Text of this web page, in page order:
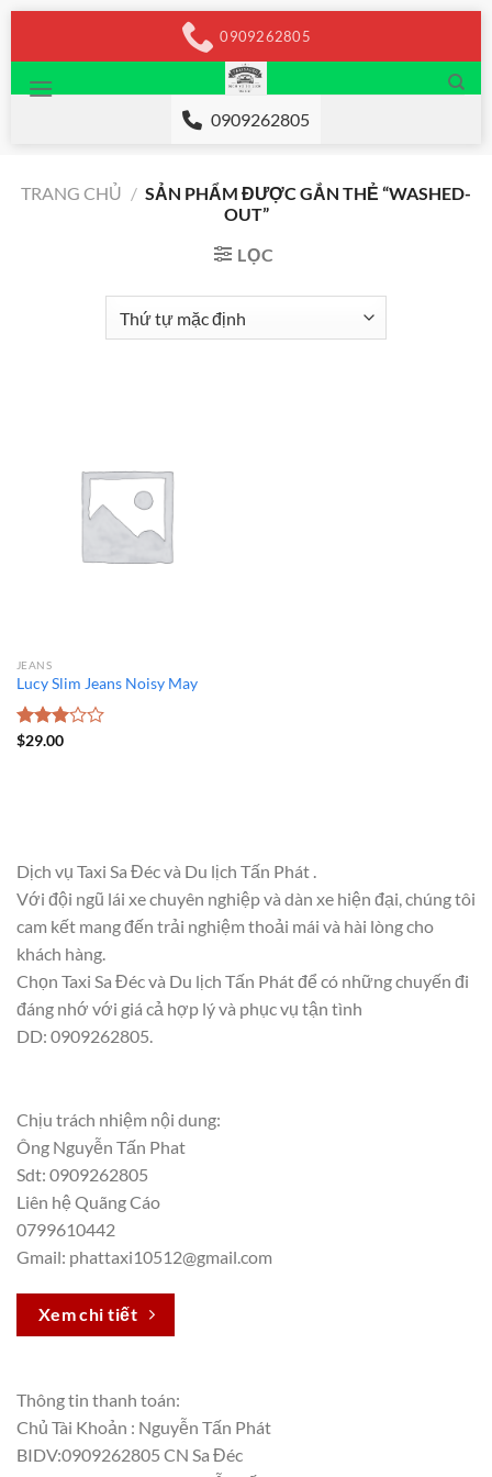
Chuyển
nội
dung
0909262805
0909262805
TRANG CHỦ / SẢN PHẨM ĐƯỢC GẮN THẺ “WASHED-
OUT”
LỌC
JEANS
Lucy Slim Jeans Noisy May
Được
$29.00
Dịch vụ Taxi Sa Đéc và Du lịch Tấn Phát .
Với đội ngũ lái xe chuyên nghiệp và dàn xe hiện đại, chúng tôi
cam kết mang đến trải nghiệm thoải mái và hài lòng cho
khách hàng.
Chọn Taxi Sa Đéc và Du lịch Tấn Phát để có những chuyến đi
đáng nhớ với giá cả hợp lý và phục vụ tận tình
DD: 0909262805.
Chịu trách nhiệm nội dung:
Ông Nguyễn Tấn Phat
Sdt: 0909262805
Liên hệ Quãng Cáo
0799610442
Gmail: phattaxi10512@gmail.com
Xem chi tiết
Thông tin thanh toán:
Chủ Tài Khoản : Nguyễn Tấn Phát
BIDV:0909262805 CN Sa Đéc